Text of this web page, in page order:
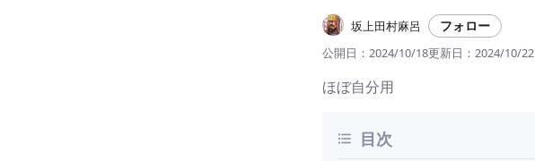
坂上田村麻呂 フォロー
公開日： 2024/10/18更新日： 2024/10/22
ほぼ自分用
目次